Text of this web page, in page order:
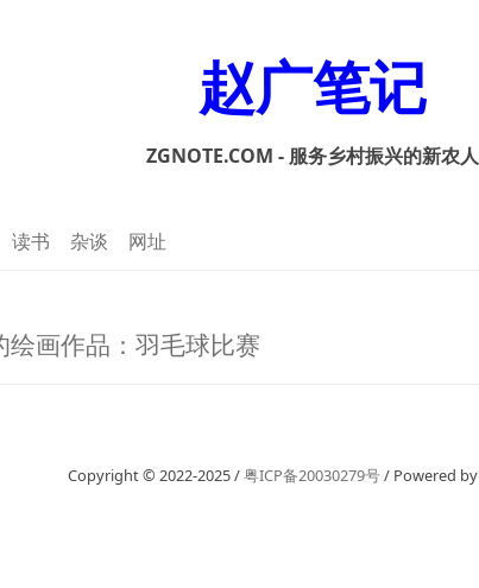
赵广笔记
ZGNOTE.COM - 服务乡村振兴的新农人
读书 杂谈 网址
画作品：羽毛球比赛
Copyright © 2022-2025 /粤ICP备20030279号/ Powered by